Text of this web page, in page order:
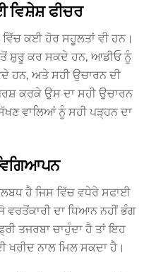
ਵਿਸ਼ੇਸ਼ ਫੀਚਰ
ਵਿੱਚ ਕਈ ਹੋਰ ਸਹੂਲਤਾਂ ਵੀ ਹਨ।
ਤੋਂ ਸ਼ੁਰੂ ਕਰ ਸਕਦੇ ਹਨ, ਆਡੀਓ ਨੂੰ
ਹਨ, ਅਤੇ ਸਹੀ ਉਚਾਰਨ ਦੀ
ਕਰਕੇ ਉਸ ਦਾ ਸਹੀ ਉਚਾਰਨ
ਵਾਲਿਆਂ ਨੂੰ ਸਹੀ ਪੜ੍ਹਨ ਦਾ
ਹੈ ਜਿਸ ਵਿੱਚ ਵਧੇਰੇ ਸਫਾਈ
ਵਰਤੋਂਕਾਰੀ ਦਾ ਧਿਆਨ ਨਹੀਂ ਭੰਗ
ਤਜਰਬਾ ਚਾਹੁੰਦਾ ਹੈ ਤਾਂ ਇਹ
ਖਰੀਦ ਨਾਲ ਮਿਲ ਸਕਦਾ ਹੈ।